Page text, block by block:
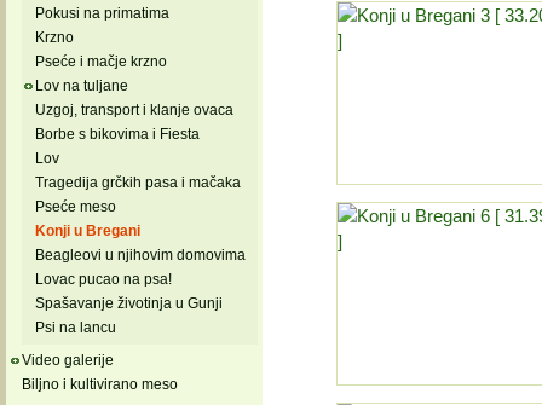
Pokusi na primatima
Krzno
Pseće i mačje krzno
Lov na tuljane
Uzgoj, transport i klanje ovaca
Borbe s bikovima i Fiesta
Lov
Tragedija grčkih pasa i mačaka
Pseće meso
Konji u Bregani
Beagleovi u njihovim domovima
Lovac pucao na psa!
Spašavanje životinja u Gunji
Psi na lancu
Video galerije
Biljno i kultivirano meso